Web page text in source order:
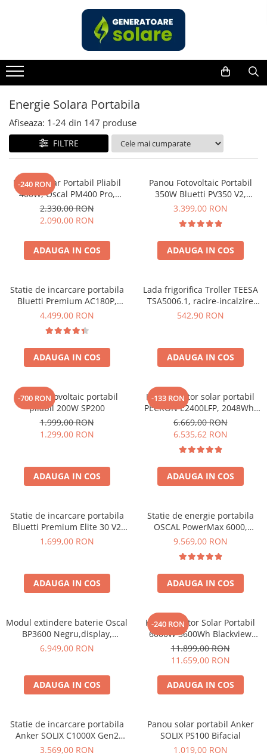
Acasa
Statii de Alimentare Portabile
Pana in 1000W
Intre 1000-2000W
Intre 2000-3000W
Peste 3000W
Cauta dupa marca
Bluetti
EcoFlow
Pecron
Oscal
Accesorii Statii de Alimentare
Kituri Generatoare Solare
Cauta dupa capacitate
Intre 1000-2000W
Peste 3000W
Cauta dupa marca
Pecron
Oscal
Panouri Solare Pliabile
Cauta dupa marca
Toate panourile portabile
Kituri solare pentru balcon
Componente Fotovoltaice
Incarcatoare solare
Incarcatoare solare PWM
Energie Solara Portabila
Afiseaza: 1-24 din 147 produse
FILTRE
-240 RON
Panou Solar Portabil Pliabil
400W, Oscal PM400 Pro,
Monocristalin, ETFE, IP67
2.330,00 RON
2.090,00 RON
ADAUGA IN COS
Panou Fotovoltaic Portabil
350W Bluetti PV350 V2,
Monocristalin, MC4, ETFE,
3.399,00 RON
ADAUGA IN COS
Statie de incarcare portabila
Bluetti Premium AC180P,
Ecran LCD, 1800W, 1440Wh,
4.499,00 RON
ADAUGA IN COS
Lada frigorifica Troller TEESA
TSA5006.1, racire-incalzire
35L, alimentare bricheta auto
542,90 RON
ADAUGA IN COS
-700 RON
Panou fotovoltaic portabil
pliabil 200W SP200
1.999,00 RON
1.299,00 RON
ADAUGA IN COS
-133 RON
Kit generator solar portabil
PECRON E2400LFP, 2048Wh,
2400W, 230V, Incarcare super
rapida, LiFePO4, Controler
MPPT dublu, Protectie BMS +
Panou solar 200W
6.669,00 RON
6.535,62 RON
ADAUGA IN COS
Statie de incarcare portabila
Bluetti Premium Elite 30 V2
600W 320Wh
1.699,00 RON
ADAUGA IN COS
Statie de energie portabila
OSCAL PowerMax 6000,
6000W (9000W varf), baterie
rapida in 1.96h, 14 porturi,
USB-C 100W, control
inteligent la distanta,
functionalitate UPS
9.569,00 RON
ADAUGA IN COS
Modul extindere baterie Oscal
BP3600 Negru,display,
compatibil cu Oscal
6.949,00 RON
ADAUGA IN COS
-240 RON
Kit Generator Solar Portabil
6000W 3600Wh Blackview
OSCAL PowerMax 6000 +
panou solar 400W
11.899,00 RON
11.659,00 RON
ADAUGA IN COS
Statie de incarcare portabila
Anker SOLIX C1000X Gen2
2000W 1024Wh
3.569,00 RON
Panou solar portabil Anker
SOLIX PS100 Bifacial
1.019,00 RON